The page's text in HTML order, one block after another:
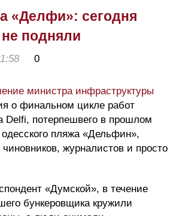
«Делфи»: сегодня
не подняли
0
министра инфраструктуры
о финальном цикле работ
Delfi, потерпешвего в прошлом
пляжа «Дельфин»,
журналистов и просто
«Думской», в течение
бункеровщика кружили